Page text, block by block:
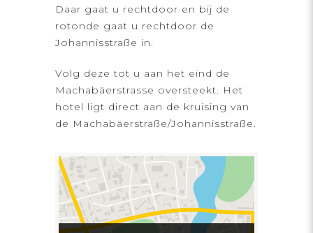
Daar gaat u rechtdoor en bij de
rotonde gaat u rechtdoor de
Johannisstraße in.
Volg deze tot u aan het eind de
Machabäerstrasse oversteekt. Het
hotel ligt direct aan de kruising van
de Machabäerstraße/Johannisstraße.